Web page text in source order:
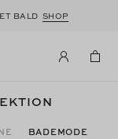
BALD SHOP
BADEMODE